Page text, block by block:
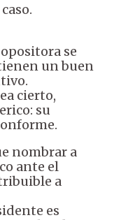
se
un buen
cierto,
su
nombrar a
ante el
a
es